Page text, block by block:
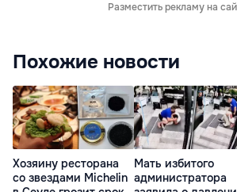
Разместить рекламу на
Похожие новости
Хозяину ресторана
со звездами Michelin
Мать избитого
администратора